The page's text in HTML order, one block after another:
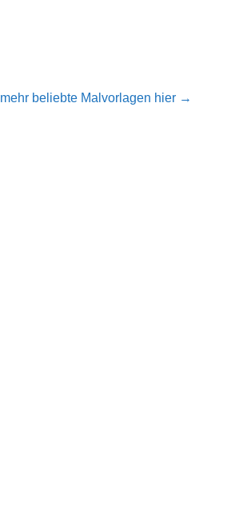
mehr beliebte Malvorlagen hier →